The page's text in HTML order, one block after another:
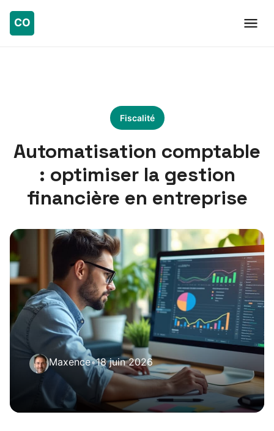
Fiscalité
Automatisation comptable
: optimiser la gestion
financière en entreprise
Maxence•18 juin 2026